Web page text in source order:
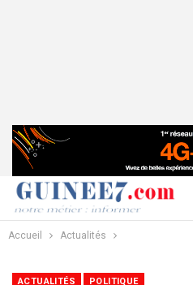
Accueil Actualités
ACTUALITÉS POLITIQUE